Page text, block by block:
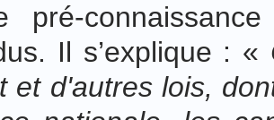
pré-
Il s’explique : «
et d'autres lois,